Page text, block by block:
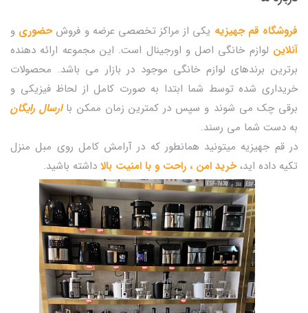
فروشگاه قم جهیزیه یکی از مراکز تخصصی عرضه و فروشحضوری و
آنلاین لوازم خانگی اصل و اورجینال است. این مجموعه ارائه دهنده
برترین برندهای لوازم خانگی موجود در بازار می باشد. محصولات
خریداری شده توسط شما ابتدا به صورت کامل از لحاظ فیزیکی و
برقی چک می شوند و سپس در کمترین زمان ممکن با ارسال رایگان
به دست شما می رسند.
در قم جهیزیه میتونید همانطور که در آرامش کامل روی مبل منزل
تکیه داده اید،خرید امن ، راحت و با امنیت بالا داشته باشید.